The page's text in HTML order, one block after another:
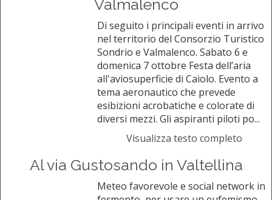
Valmalenco
Di seguito i principali eventi in arrivo
nel territorio del Consorzio Turistico
Sondrio e Valmalenco. Sabato 6 e
domenica 7 ottobre Festa dell’aria
all'aviosuperficie di Caiolo. Evento a
tema aeronautico che prevede
esibizioni acrobatiche e colorate di
diversi mezzi. Gli aspiranti piloti po...
Visualizza testo completo
Al via Gustosando in Valtellina
Meteo favorevole e social network in